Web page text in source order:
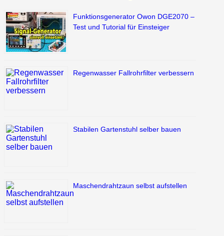
Funktionsgenerator Owon DGE2070 –
Test und Tutorial für Einsteiger
Regenwasser Fallrohrfilter verbessern
Stabilen Gartenstuhl selber bauen
Maschendrahtzaun selbst aufstellen